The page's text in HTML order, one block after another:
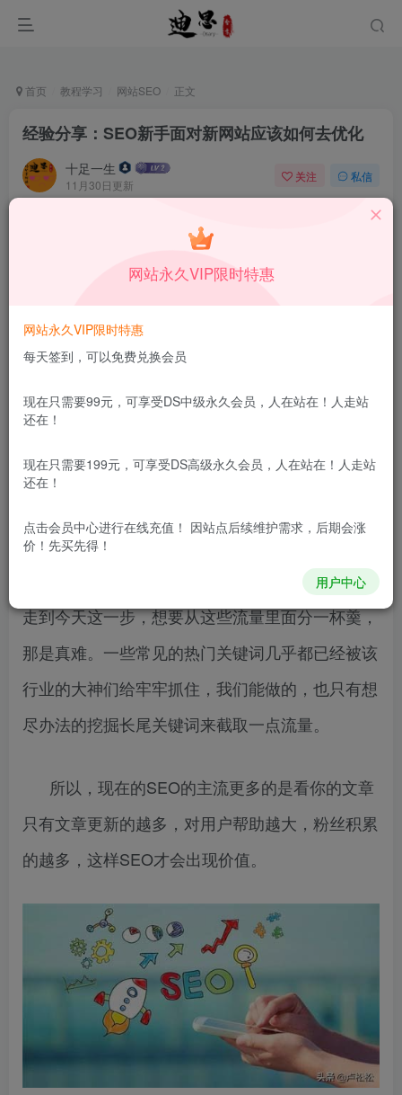
首页 教程学习 网站SEO 正文
经验分享：SEO新手面对新网站应该如何去优化
十足一生
11月30日更新
关注 私信
本站所有内容来自互联网收集，仅供学习和交流，请勿用于商业
用途。如有侵权、不妥之处，请第一时间联系我们删除！
SEO目前是一个很尴尬的产业，你要是说SEO
的流量是很很宏观的。既然有搜索展现就一定有排
名的争抢，跟做生意一样。
谁靠前谁的生意基本要好点，不过当搜索引擎
走到今天这一步，想要从这些流量里面分一杯羹，
那是真难。一些常见的热门关键词几乎都已经被该
行业的大神们给牢牢抓住，我们能做的，也只有想
尽办法的挖掘长尾关键词来截取一点流量。
所以，现在的SEO的主流更多的是看你的文章
只有文章更新的越多，对用户帮助越大，粉丝积累
的越多，这样SEO才会出现价值。
网站永久VIP限时特惠
网站永久VIP限时特惠
每天签到，可以免费兑换会员
现在只需要99元，可享受DS中级永久会员，人在站在！人走站
还在！
现在只需要199元，可享受DS高级永久会员，人在站在！人走站
还在！
点击会员中心进行在线充值！ 因站点后续维护需求，后期会涨
价！先买先得！
用户中心